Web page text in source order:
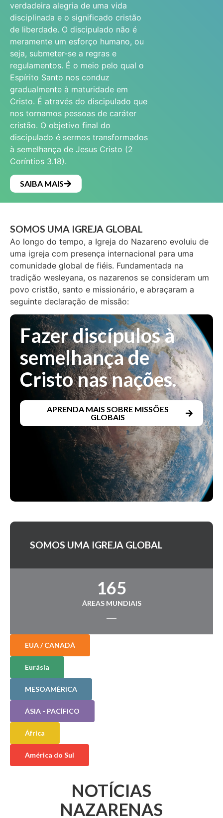
verdadeira alegria de uma vida
disciplinada e o significado cristão
de liberdade. O discipulado não é
meramente um esforço humano, ou
seja, submeter-se a regras e
regulamentos. É o meio pelo qual o
Espírito Santo nos conduz
gradualmente à maturidade em
Cristo. É através do discipulado que
nos tornamos pessoas de caráter
cristão. O objetivo final do
discipulado é sermos transformados
à semelhança de Jesus Cristo (2
Coríntios 3.18).
SAIBA MAIS
SOMOS UMA IGREJA GLOBAL
Ao longo do tempo, a Igreja do Nazareno evoluiu de
uma igreja com presença internacional para uma
comunidade global de fiéis. Fundamentada na
tradição wesleyana, os nazarenos se consideram um
povo cristão, santo e missionário, e abraçaram a
seguinte declaração de missão:
Fazer discípulos à
semelhança de
Cristo nas nações.
APRENDA MAIS SOBRE MISSÕES
GLOBAIS
SOMOS UMA IGREJA GLOBAL
165
ÁREAS MUNDIAIS
EUA / CANADÁ
Eurásia
MESOAMÉRICA
ÁSIA - PACÍFICO
África
América do Sul
NOTÍCIAS
NAZARENAS